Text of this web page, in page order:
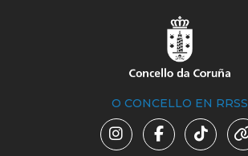
O CONCELLO EN RRSS